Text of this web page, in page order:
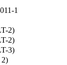
1
2)
2)
3)